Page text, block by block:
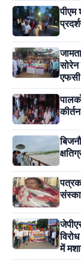
पीएम
सोरेन
एफसी
में